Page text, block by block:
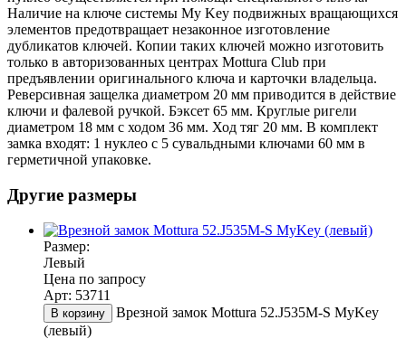
Наличие на ключе системы My Key подвижных вращающихся
элементов предотвращает незаконное изготовление
дубликатов ключей. Копии таких ключей можно изготовить
только в авторизованных центрах Mottura Club при
предъявлении оригинального ключа и карточки владельца.
Реверсивная защелка диаметром 20 мм приводится в действие
ключи и фалевой ручкой. Бэксет 65 мм. Круглые ригели
диаметром 18 мм с ходом 36 мм. Ход тяг 20 мм. В комплект
замка входят: 1 нуклео с 5 сувальдными ключами 60 мм в
герметичной упаковке.
Другие размеры
Размер:
Левый
Цена по запросу
Арт: 53711
В корзину
Врезной замок Mottura 52.J535M-S MyKey
(левый)